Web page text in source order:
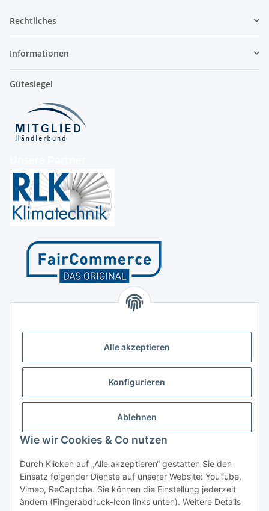
Alle akzeptieren
Konfigurieren
Ablehnen
Wie wir Cookies & Co nutzen
Durch Klicken auf „Alle akzeptieren“ gestatten Sie den
Einsatz folgender Dienste auf unserer Website: YouTube,
Vimeo, ReCaptcha. Sie können die Einstellung jederzeit
ändern (Fingerabdruck-Icon links unten). Weitere Details
Rechtliches
Informationen
Gütesiegel
Höffgeshofweg 14
Finden Sie uns auf Google Maps